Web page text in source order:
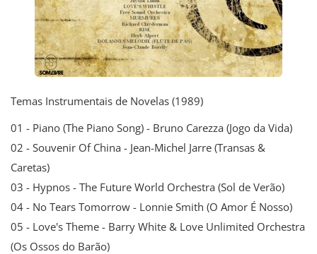
Temas Instrumentais de Novelas (1989)
01 - Piano (The Piano Song) - Bruno Carezza (Jogo da Vida)
02 - Souvenir Of China - Jean-Michel Jarre (Transas &
Caretas)
03 - Hypnos - The Future World Orchestra (Sol de Verão)
04 - No Tears Tomorrow - Lonnie Smith (O Amor É Nosso)
05 - Love's Theme - Barry White & Love Unlimited Orchestra
(Os Ossos do Barão)